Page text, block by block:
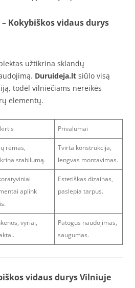
– Kokybiškos vidaus durys
užtikrina sklandų
Duruideja.lt siūlo visą
todėl vilniečiams nereikės
elementų.
Privalumai
rėmas,
stabilumą.
Tvirta konstrukcija,
lengvas montavimas.
aplink
Estetiškas dizainas,
paslepia tarpus.
vyriai,
Patogus naudojimas,
saugumas.
vidaus durys Vilniuje